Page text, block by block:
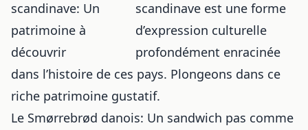
scandinave est une forme
d’expression culturelle
profondément enracinée
dans l’histoire de ces pays. Plongeons dans ce
riche patrimoine gustatif.
Le Smørrebrød danois: Un sandwich pas comme